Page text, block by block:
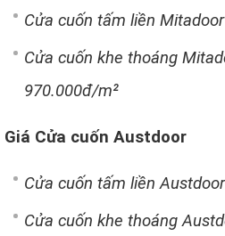
Cửa cuốn tấm liền
Cửa cuốn khe thoáng
970.000đ/m²
Giá Cửa cuốn Austdoor
Cửa cuốn tấm liền
Cửa cuốn khe thoáng